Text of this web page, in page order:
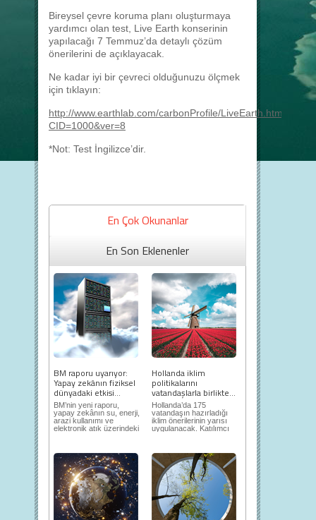
Bireysel çevre koruma planı oluşturmaya
yardımcı olan test, Live Earth konserinin
yapılacağı 7 Temmuz’da detaylı çözüm
önerilerini de açıklayacak.
Ne kadar iyi bir çevreci olduğunuzu ölçmek
için tıklayın:
http://www.earthlab.com/carbonProfile/LiveEarth.htm?
CID=1000&ver=8
*Not: Test İngilizce’dir.
En Çok Okunanlar
En Son Eklenenler
BM raporu uyarıyor:
Yapay zekânın fiziksel
dünyadaki etkisi...
BM’nin yeni raporu,
yapay zekânın su, enerji,
arazi kullanımı ve
elektronik atık üzerindeki
Hollanda iklim
politikalarını
vatandaşlarla birlikte...
Hollanda’da 175
vatandaşın hazırladığı
iklim önerilerinin yarısı
uygulanacak. Katılımcı